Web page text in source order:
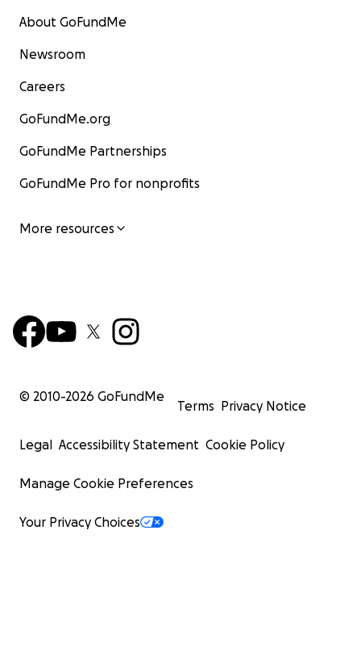
About GoFundMe
Newsroom
Careers
GoFundMe.org
GoFundMe Partnerships
GoFundMe Pro for nonprofits
More resources
© 2010-2026 GoFundMe
Terms Privacy Notice
Legal Accessibility Statement Cookie Policy
Manage Cookie Preferences
Your Privacy Choices